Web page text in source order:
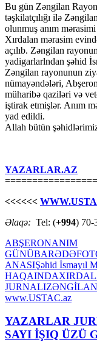
Bu gün Zəngilan
təşkilatçılığı ilə
olunmuş anım
Xırdalan mərasim
açılıb. Zəngilan
yadigarlarlndan şəhid
Zəngilan rayonunun
nümayəndələri,
müharibə qaziləri və
iştirak etmişlər. Anım
yad edildi.
Allah bütün
YAZARLAR.AZ
<<<<<<
Əlaqə: Tel: (+994) 70-
ABŞERONANIM
GÜNÜBARƏDƏ
ANASIŞəhid İsmayıl
HAQAINDA
JURNALIZƏNGİLAN
www.USTAC.az
YAZARLAR
SAYI İŞIQ ÜZÜ